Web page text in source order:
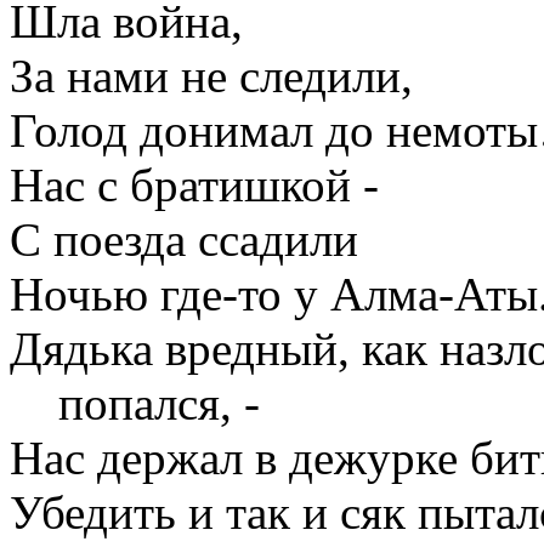
Шла война,
За нами не следили,
Голод донимал до
Нас с братишкой -
С поезда ссадили
Ночью где-то у Алма-
Дядька вредный, как
попался, -
Нас держал в дежурке
Убедить и так и сяк